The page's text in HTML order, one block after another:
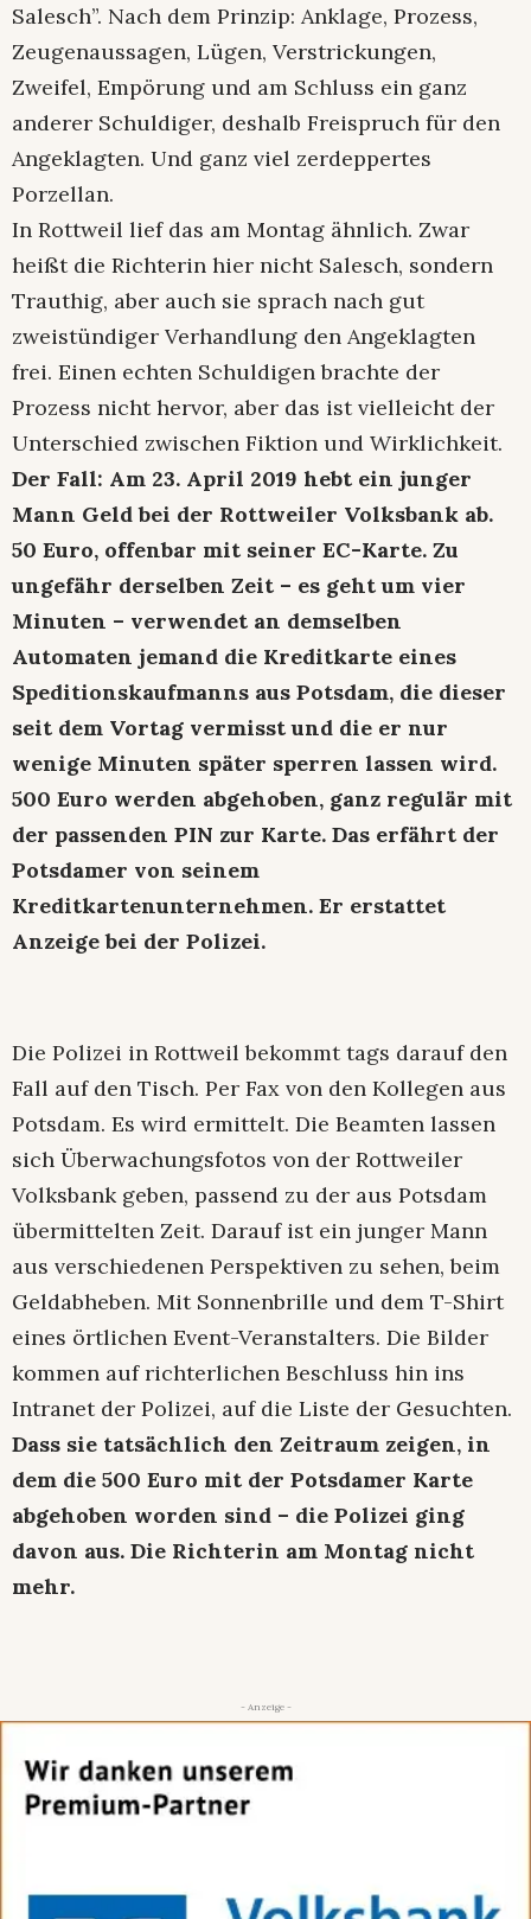
Salesch”. Nach dem Prinzip: Anklage, Prozess,
Zeugenaussagen, Lügen, Verstrickungen,
Zweifel, Empörung und am Schluss ein ganz
anderer Schuldiger, deshalb Freispruch für den
Angeklagten. Und ganz viel zerdeppertes
Porzellan.
In Rottweil lief das am Montag ähnlich. Zwar
heißt die Richterin hier nicht Salesch, sondern
Trauthig, aber auch sie sprach nach gut
zweistündiger Verhandlung den Angeklagten
frei. Einen echten Schuldigen brachte der
Prozess nicht hervor, aber das ist vielleicht der
Unterschied zwischen Fiktion und Wirklichkeit.
Der Fall: Am 23. April 2019 hebt ein junger
Mann Geld bei der Rottweiler Volksbank ab.
50 Euro, offenbar mit seiner EC-Karte. Zu
ungefähr derselben Zeit – es geht um vier
Minuten – verwendet an demselben
Automaten jemand die Kreditkarte eines
Speditionskaufmanns aus Potsdam, die dieser
seit dem Vortag vermisst und die er nur
wenige Minuten später sperren lassen wird.
500 Euro werden abgehoben, ganz regulär mit
der passenden PIN zur Karte. Das erfährt der
Potsdamer von seinem
Kreditkartenunternehmen. Er erstattet
Anzeige bei der Polizei.
Die Polizei in Rottweil bekommt tags darauf den
Fall auf den Tisch. Per Fax von den Kollegen aus
Potsdam. Es wird ermittelt. Die Beamten lassen
sich Überwachungsfotos von der Rottweiler
Volksbank geben, passend zu der aus Potsdam
übermittelten Zeit. Darauf ist ein junger Mann
aus verschiedenen Perspektiven zu sehen, beim
Geldabheben. Mit Sonnenbrille und dem T-Shirt
eines örtlichen Event-Veranstalters. Die Bilder
kommen auf richterlichen Beschluss hin ins
Intranet der Polizei, auf die Liste der Gesuchten.
Dass sie tatsächlich den Zeitraum zeigen, in
dem die 500 Euro mit der Potsdamer Karte
abgehoben worden sind – die Polizei ging
davon aus. Die Richterin am Montag nicht
mehr.
- Anzeige -